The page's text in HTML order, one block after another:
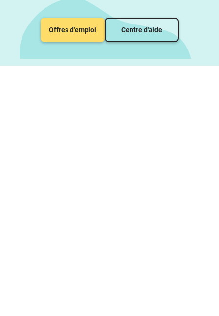
Offres d'emploi Centre d'aide